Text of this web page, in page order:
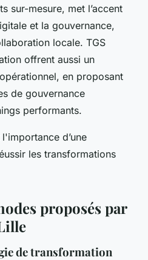
sur-mesure, met l’accent
et la gouvernance,
locale. TGS
offrent aussi un
en proposant
de gouvernance
performants.
d’une
les transformations
proposés par
de transformation